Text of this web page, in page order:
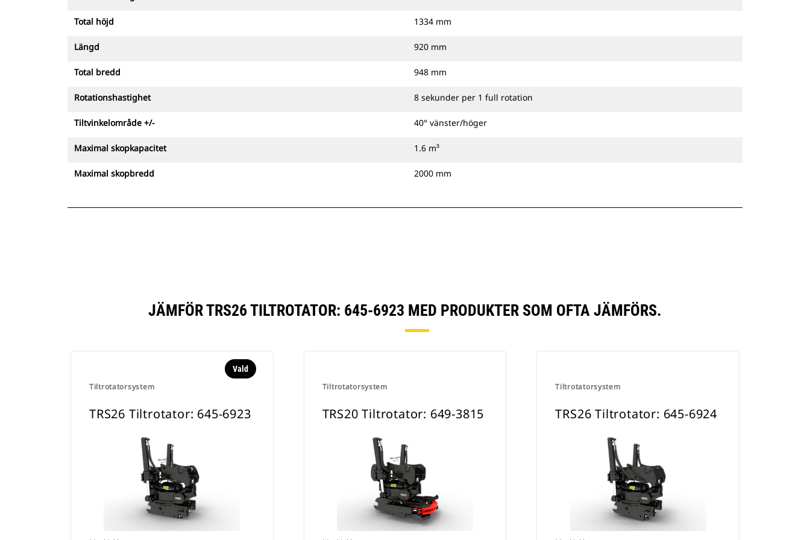
kan tack vare detta arbeta i snävare
utrymmen med färre
olycksriskerna
Total höjd 1334 mm
Längd 920 mm
Total bredd 948 mm
Rotationshastighet 8 sekunder per 1 full rotation
Tiltvinkelområde +/- 40° vänster/höger
Maximal skopkapacitet 1.6 m³
Maximal skopbredd 2000 mm
JÄMFÖR TRS26 TILTROTATOR: 645-6923 MED PRODUKTER SOM OFTA JÄMFÖRS.
Tiltrotatorsystem
Vald
TRS26 Tiltrotator: 645-6923
Tiltrotatorsystem
TRS20 Tiltrotator: 649-3815
Tiltrotatorsystem
TRS26 Tiltrotator: 645-6924